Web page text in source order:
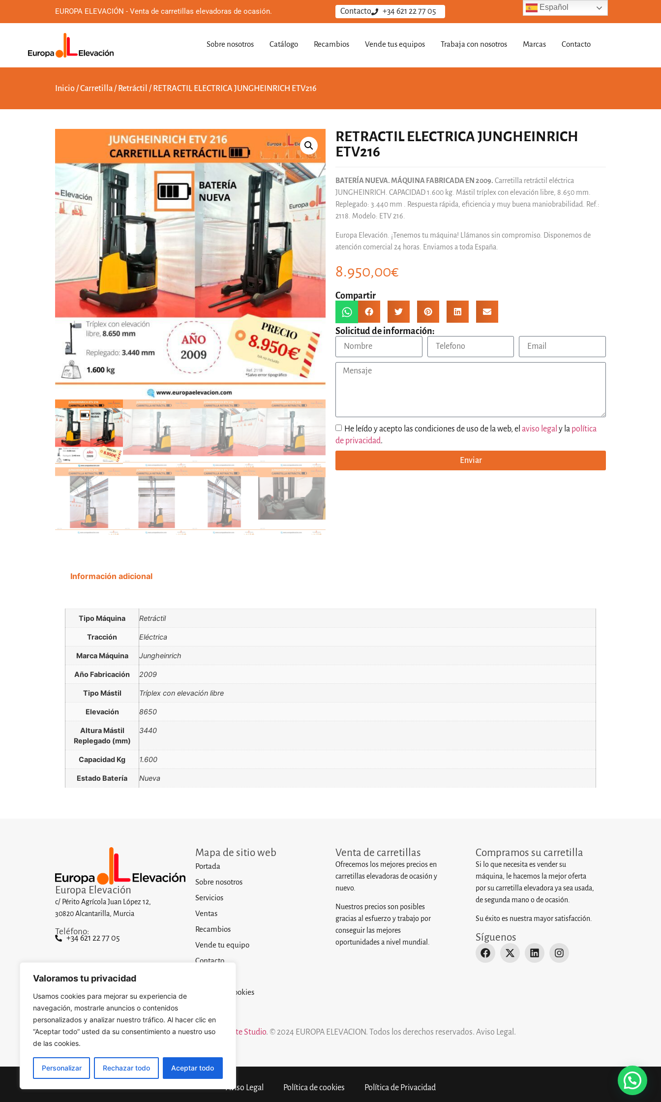
Valoramos tu privacidad
Usamos cookies para mejorar su experiencia de
navegación, mostrarle anuncios o contenidos
personalizados y analizar nuestro tráfico. Al hacer clic en
“Aceptar todo” usted da su consentimiento a nuestro uso
de las cookies.
Personalizar Rechazar todo Aceptar todo
EUROPA ELEVACIÓN - Venta de carretillas elevadoras de ocasión. Contacto +34 621 22 77 05
Sobre nosotros Catálogo Recambios Vende tus equipos Trabaja con nosotros Marcas Contacto
Inicio/Carretilla/ Retráctil / RETRACTIL ELECTRICA JUNGHEINRICH ETV216
RETRACTIL ELECTRICA JUNGHEINRICH
ETV216
BATERÍA NUEVA. MÁQUINA FABRICADA EN 2009. Carretilla retráctil eléctrica
JUNGHEINRICH. CAPACIDAD 1.600 kg. Mástil tríplex con elevación libre, 8.650 mm.
Replegado: 3.440 mm . Respuesta rápida, eficiencia y muy buena maniobrabilidad. Ref.:
2118. Modelo: ETV 216.
Europa Elevación. ¡Tenemos tu máquina! Llámanos sin compromiso. Disponemos de
atención comercial 24 horas. Enviamos a toda España.
8.950,00€
Compartir
Solicitud de información:
He leído y acepto las condiciones de uso de la web, el aviso legal y la política
de privacidad.
Enviar
Información adicional
Tipo Máquina Retráctil
Tracción Eléctrica
Marca Máquina Jungheinrich
Año Fabricación 2009
Tipo Mástil Tríplex con elevación libre
Elevación 8650
Altura Mástil
Replegado (mm)
3440
Capacidad Kg 1.600
Estado Batería Nueva
Europa Elevación
c/ Périto Agrícola Juan López 12,
30820 Alcantarilla, Murcia
Teléfono:
+34 621 22 77 05
Mapa de sitio web
Portada
Sobre nosotros
Servicios
Ventas
Recambios
Vende tu equipo
Contacto
Política de cookies
Venta de carretillas
Ofrecemos los mejores precios en
carretillas elevadoras de ocasión y
nuevo.
Nuestros precios son posibles
gracias al esfuerzo y trabajo por
conseguir las mejores
oportunidades a nivel mundial.
Compramos su carretilla
Si lo que necesita es vender su
máquina, le hacemos la mejor oferta
por su carretilla elevadora ya sea usada,
de segunda mano o de ocasión.
Su éxito es nuestra mayor satisfacción.
Síguenos
Desarrollado por Actualizate Studio. © 2024 EUROPA ELEVACION. Todos los derechos reservados. Aviso Legal .
Aviso Legal Política de cookies Política de Privacidad
Español